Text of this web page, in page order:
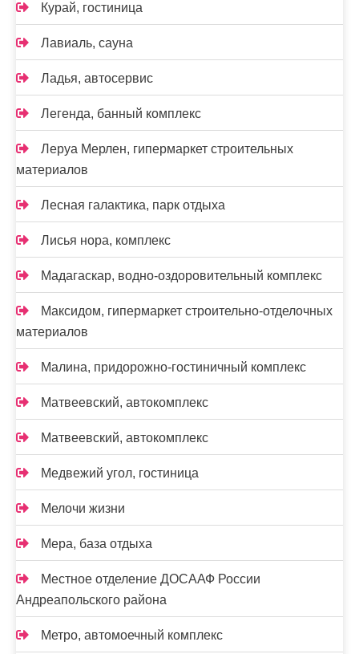
Курай, гостиница
Лавиаль, сауна
Ладья, автосервис
Легенда, банный комплекс
Леруа Мерлен, гипермаркет строительных
материалов
Лесная галактика, парк отдыха
Лисья нора, комплекс
Мадагаскар, водно-оздоровительный комплекс
Максидом, гипермаркет строительно-отделочных
материалов
Малина, придорожно-гостиничный комплекс
Матвеевский, автокомплекс
Матвеевский, автокомплекс
Медвежий угол, гостиница
Мелочи жизни
Мера, база отдыха
Местное отделение ДОСААФ России
Андреапольского района
Метро, автомоечный комплекс